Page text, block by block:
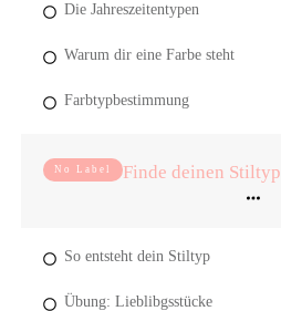
Die Jahreszeitentypen
Warum dir eine Farbe steht
Farbtypbestimmung
No Label Finde deinen Stiltyp
So entsteht dein Stiltyp
Übung: Lieblibgsstücke